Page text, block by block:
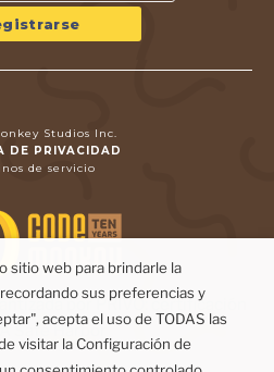
Studios Inc.
DE PRIVACIDAD
de servicio
sitio web para brindarle la
sus preferencias y
acepta el uso de TODAS las
visitar la Configuración de